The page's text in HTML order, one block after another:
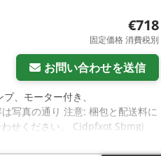
€718
固定価格 消費税別
お問い合わせを送信
、モーター付き、
写真の通り 注意: 梱包と配送料に
せください。 Cjdpfxot Sbmgj